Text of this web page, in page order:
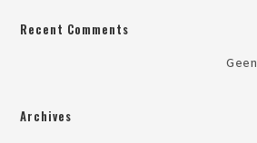
Recent Comments
Archives